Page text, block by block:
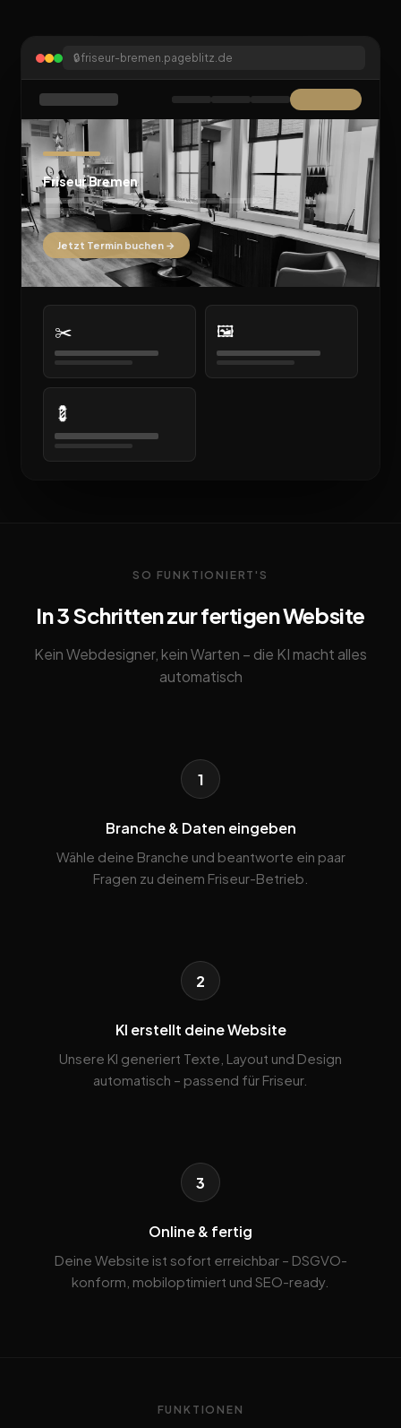
🔒friseur-bremen.pageblitz.de
Friseur Bremen
Jetzt Termin buchen →
✂️ 🖼️
💈
SO FUNKTIONIERT'S
In 3 Schritten zur fertigen Website
Kein Webdesigner, kein Warten – die KI macht alles
automatisch
1
Branche & Daten eingeben
Wähle deine Branche und beantworte ein paar
Fragen zu deinem Friseur-Betrieb.
2
KI erstellt deine Website
Unsere KI generiert Texte, Layout und Design
automatisch – passend für Friseur.
3
Online & fertig
Deine Website ist sofort erreichbar – DSGVO-
konform, mobiloptimiert und SEO-ready.
FUNKTIONEN